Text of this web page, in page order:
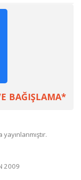
BAĞIŞLAMA*
2009